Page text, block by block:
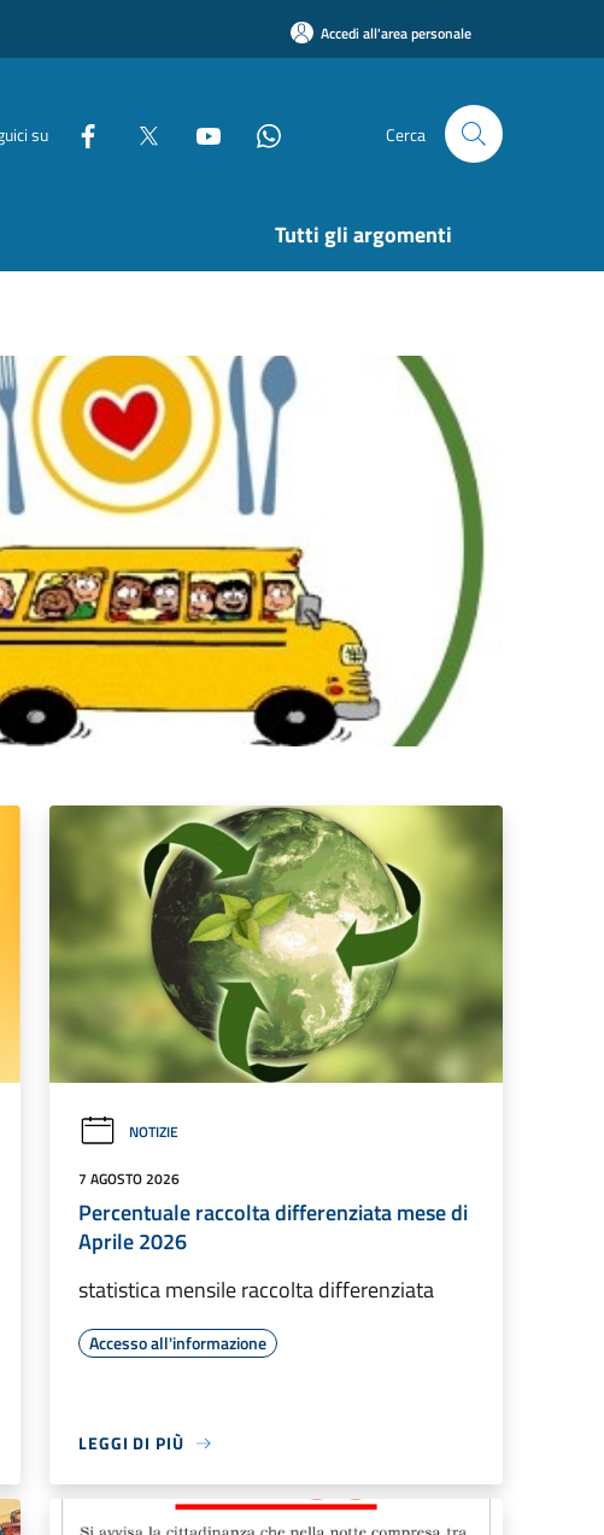
Accedi all'area personale
su Cerca
Tutti gli argomenti
NOTIZIE
7 AGOSTO 2026
Percentuale raccolta differenziata mese di
Aprile 2026
statistica mensile raccolta differenziata
Accesso all'informazione
LEGGI DI PIÙ